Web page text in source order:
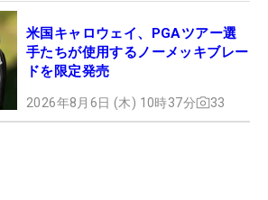
米国キャロウェイ、PGAツアー選
手たちが使用するノーメッキブレー
ドを限定発売
2026年8月6日 (木) 10時37分 33